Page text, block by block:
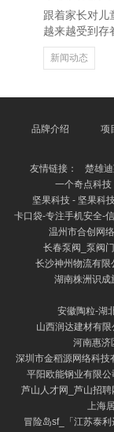
苹果、香蕉
欲。 限时优
品的质料，由
跟着家长对儿
越来越受到存
的养分平衡，
应留意卵白
番茄龙利鱼、
意范围盐分和
新闻动态
品牌介绍 项
友情链接： 楚雄
一个奇点科技
坚果科技 - 坚果科
卡口袋-专注手机安全-
温州市合创网
长春泵阀_泵阀
长沙神州物流有限
湖南株洲识成
安徽陶粒-湖
山西润达建材有
河南惠济
深圳市金稻源网络科技
平阳欧能钢业有限公
芦山人才网_芦山招
上海
冒险岛sf_「江苏泰利